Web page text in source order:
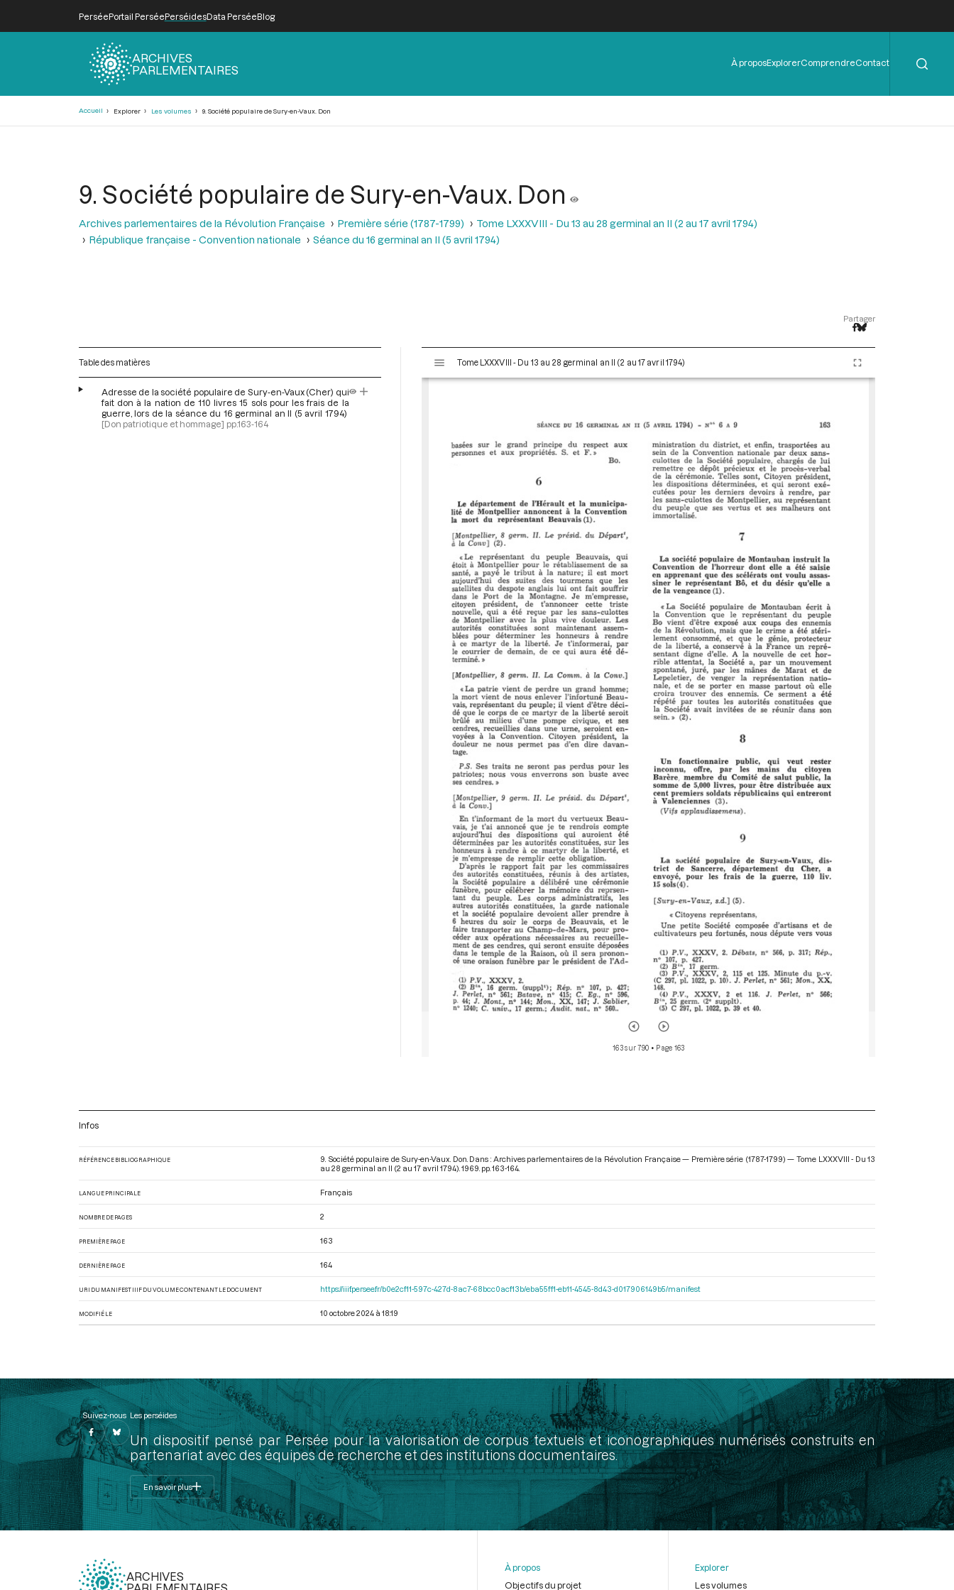
PerséePortail PerséePerséidesData PerséeBlog
ARCHIVES
PARLEMENTAIRES
Menu
de
À proposExplorerComprendreContact
Accueil Explorer Les volumes 9. Société populaire de Sury-en-Vaux. Don
9. Société populaire de Sury-en-Vaux. Don
Archives parlementaires de la Révolution Française Première série (1787-1799)
Tome LXXXVIII - Du 13 au 28 germinal an II (2 au 17 avril 1794)
République française - Convention nationale
Séance du 16 germinal an II (5 avril 1794)
Partager
Table des matières
Adresse de la société populaire de Sury-en-Vaux (Cher) qui
fait don à la nation de 110 livres 15 sols pour les frais de la
guerre, lors de la séance du 16 germinal an II (5 avril 1794)
[Don patriotique et hommage] pp.163-164
s
Tome LXXXVIII - Du 13 au 28 germinal an II (2 au 17 avril 1794)
163 sur 790 • Page 163
Infos
RÉFÉRENCE BIBLIOGRAPHIQUE
9. Société populaire de Sury-en-Vaux. Don. Dans : Archives parlementaires de la Révolution Française — Première série (1787-1799) — Tome LXXXVIII - Du 13
au 28 germinal an II (2 au 17 avril 1794) . 1969. pp. 163-164.
LANGUE PRINCIPALE Français
NOMBRE DE PAGES 2
PREMIÈRE PAGE 163
DERNIÈRE PAGE 164
URI DU MANIFEST IIIF DU VOLUME CONTENANT LE DOCUMENT https://iiif.persee.fr/b0e2cf11-597c-427d-8ac7-68bcc0acf13b/eba55ff1-eb11-4545-8d43-d017906149b5/manifest
MODIFIÉ LE 10 octobre 2024 à 18:19
Suivez-nous Les perséides
Un dispositif pensé par Persée pour la valorisation de corpus textuels et iconographiques numérisés construits en
partenariat avec des équipes de recherche et des institutions documentaires.
En savoir plus
ARCHIVES
À propos
Objectifs du projet
Explorer
Les volumes